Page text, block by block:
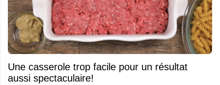
Une casserole trop facile pour un résultat
aussi spectaculaire!